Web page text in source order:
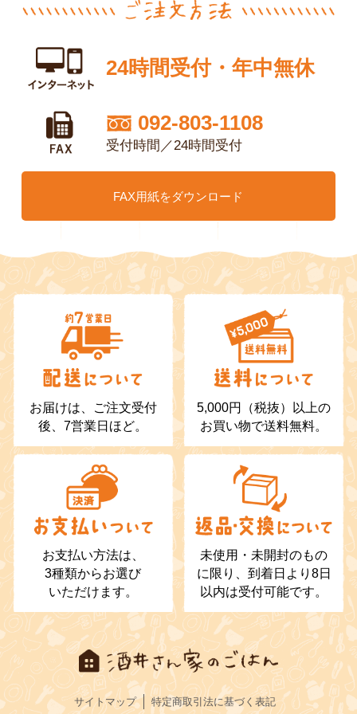
24時間受付・年中無休
092-803-1108
受付時間／24時間受付
FAX用紙をダウンロード
お届けは、ご注文受付
後、7営業日ほど。
5,000円（税抜）以上の
お買い物で送料無料。
お支払い方法は、
3種類からお選び
いただけます。
未使用・未開封のもの
に限り、到着日より8日
以内は受付可能です。
サイトマップ 特定商取引法に基づく表記